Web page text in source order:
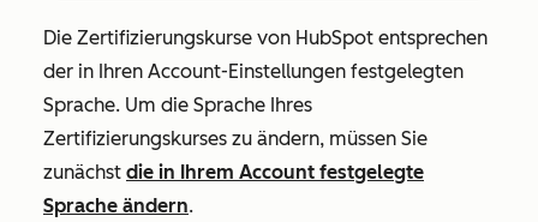
Die Zertifizierungskurse von HubSpot entsprechen
der in Ihren Account-Einstellungen festgelegten
Sprache. Um die Sprache Ihres
Zertifizierungskurses zu ändern, müssen Sie
zunächst die in Ihrem Account festgelegte
Sprache ändern.